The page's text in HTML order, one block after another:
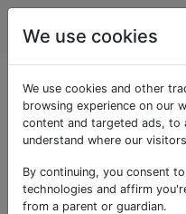
Als
getaggte
React Router - Eine
React, die vom Ember-
We use cookies
We use cookies and other
browsing experience on our
content and targeted ads, to
understand where our
By continuing, you consent
technologies and affirm
from a parent or guardian.